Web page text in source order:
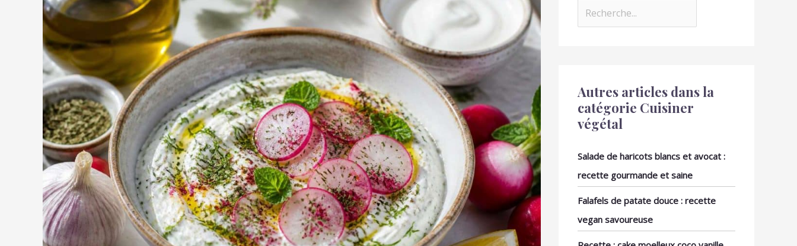
Autres articles dans la
catégorie Cuisiner
végétal
Salade de haricots blancs et avocat :
recette gourmande et saine
Falafels de patate douce : recette
vegan savoureuse